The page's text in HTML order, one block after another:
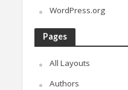
WordPress.org
Pages
All Layouts
Authors